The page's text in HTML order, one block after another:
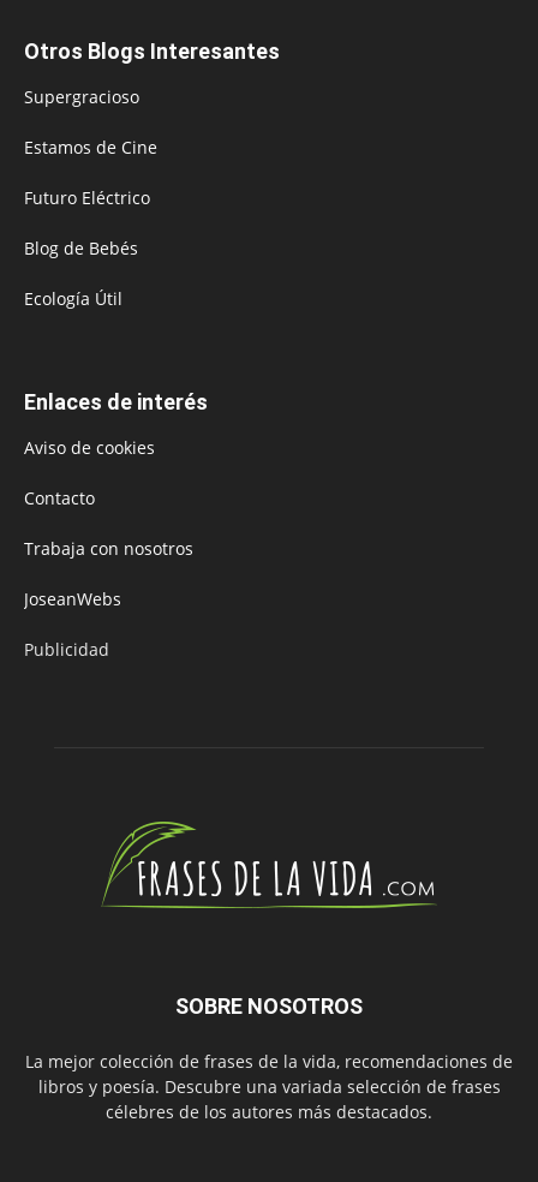
Otros Blogs Interesantes
Supergracioso
Estamos de Cine
Futuro Eléctrico
Blog de Bebés
Ecología Útil
Enlaces de interés
Aviso de cookies
Contacto
Trabaja con nosotros
JoseanWebs
Publicidad
SOBRE NOSOTROS
La mejor colección de frases de la vida, recomendaciones de
libros y poesía. Descubre una variada selección de frases
célebres de los autores más destacados.